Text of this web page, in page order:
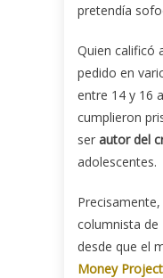
pretendía
Quien calificó
pedido en
entre 14 y 16
cumplieron
ser autor del
adolescentes.
columnista de
desde que el
Money Project